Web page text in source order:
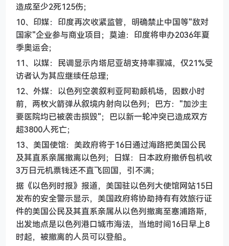
造成至少2死125伤；
10、印媒：印度再次收紧监管，明确禁止中国等"敌对
国家"企业参与商业项目；莫迪：印度将申办2036年夏
季奥运会；
11、以媒：民调显示内塔尼亚胡支持率骤减，仅21%受
访者认为其应继续任总理；
12、外媒：以色列空袭叙利亚阿勒颇机场，因数小时
前，两枚火箭弹从叙境内射向以色列；巴方："加沙主
要医院均已被袭击损毁"；巴以新一轮冲突已造成双方
超3800人死亡；
13、美国使馆：美政府将于16日通过海路把美国公民
及其直系亲属撤离以色列；日媒：日本政府撤侨包机收
3万日元机票钱还不直飞回国，引不满；
据《以色列时报》报道，美国驻以色列大使馆网站15日
发布的安全警示显示，美国政府将协助持有有效旅行证
件的美国公民及其直系亲属从以色列撤离至塞浦路斯，
出发地点是以色列港口城市海法，当地时间16日早上8
时起，被撤离的人员可以登船。